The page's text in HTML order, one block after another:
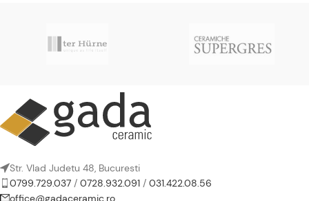
Str. Vlad Judetu 48, Bucuresti
0799.729.037 / 0728.932.091 / 031.422.08.56
office@gadaceramic.ro